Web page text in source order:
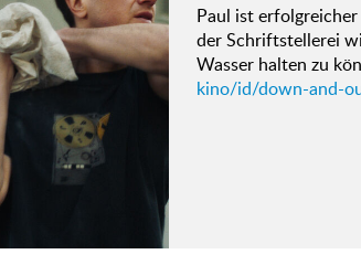
Paul ist
der Schriftstellerei
Wasser halten zu
kino/id/down-and-